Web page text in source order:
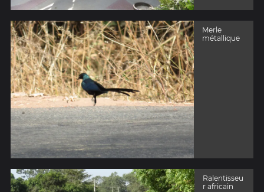
Merle
métallique
Ralentisseu
r africain